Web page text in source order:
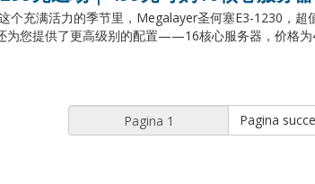
个充满活力的季节里，Megalayer圣何塞E3-1230，
为您提供了更高级别的配置——16核心服务器，价格
Pagina